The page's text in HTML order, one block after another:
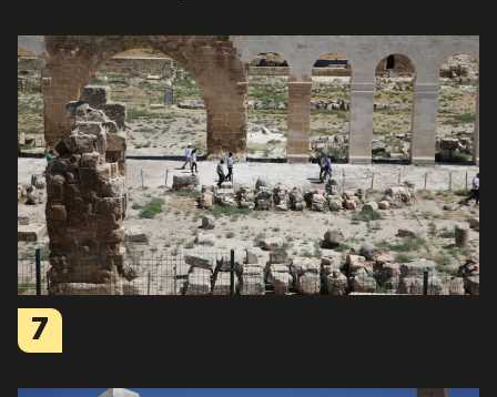
7